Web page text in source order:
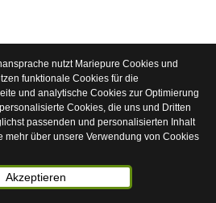
nutzt Mariepure Cookies und
funktionale Cookies für die
und analytische Cookies zur Optimierung
Cookies, die uns und Dritten
passenden und personalisierten Inhalt
mehr über unsere Verwendung von Cookies
Akzeptieren